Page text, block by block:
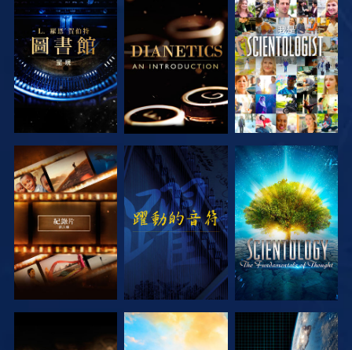
探索系列節目 探索系列節目 觀看
探索系列節目 觀看 探索系列節目